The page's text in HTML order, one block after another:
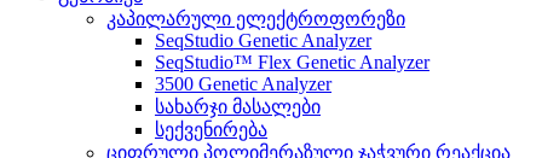
კაპილარული ელექტროფორეზი
SeqStudio Genetic Analyzer
SeqStudio™ Flex Genetic Analyzer
3500 Genetic Analyzer
სახარჯი მასალები
სექვენირება
ციფრული პოლიმერაზული ჯაჭვური რეაქცია